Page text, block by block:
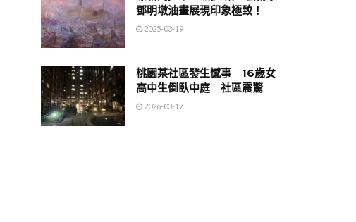
鄧明墩油畫展現印象極致！
2025-03-19
桃園某社區發生憾事 16歲女
高中生倒臥中庭 社區震驚
2026-03-17